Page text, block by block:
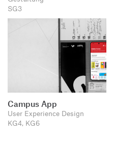
SG3
Campus App
User Experience Design
KG4, KG6